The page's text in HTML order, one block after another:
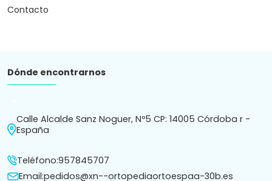
Contacto
Dónde encontrarnos
Calle Alcalde Sanz Noguer, Nº5 CP: 14005 Córdoba r -
España
Teléfono:957845707
Email:pedidos@xn--ortopediaortoespaa-30b.es